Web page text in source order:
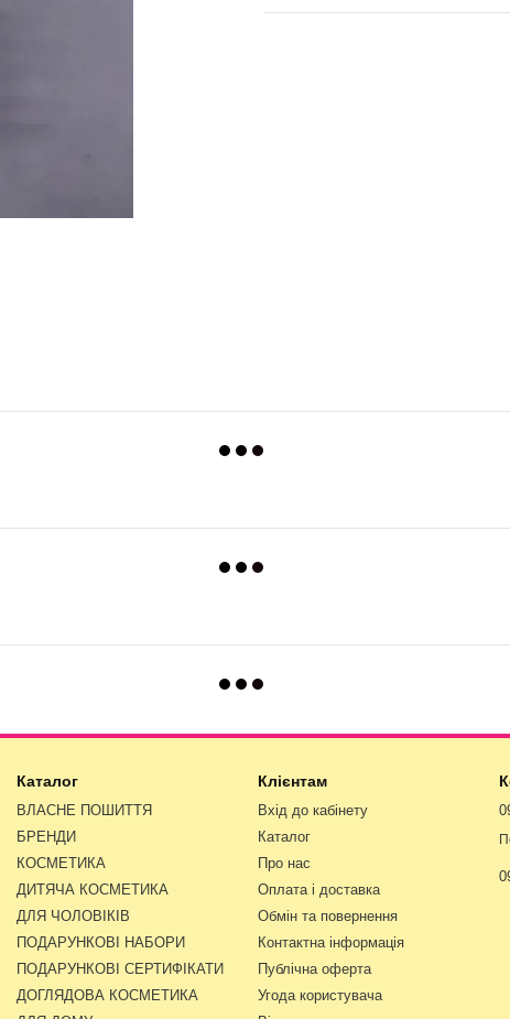
Каталог
ВЛАСНЕ ПОШИТТЯ
БРЕНДИ
КОСМЕТИКА
ДИТЯЧА КОСМЕТИКА
ДЛЯ ЧОЛОВІКІВ
ПОДАРУНКОВІ НАБОРИ
ПОДАРУНКОВІ СЕРТИФІКАТИ
ДОГЛЯДОВА КОСМЕТИКА
Клієнтам
Вхід до кабінету
Каталог
Про нас
Оплата і доставка
Обмін та повернення
Контактна інформація
Публічна оферта
Угода користувача